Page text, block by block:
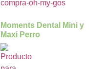
Moments Dental Mini y
Maxi Perro